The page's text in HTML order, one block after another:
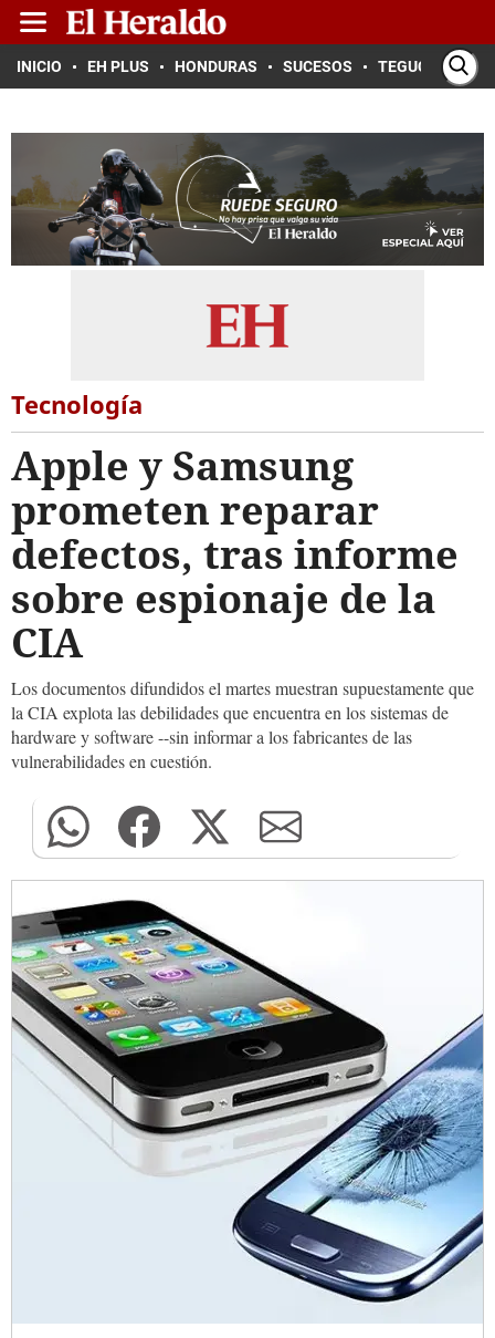
INICIO EH PLUS HONDURAS SUCESOS TEGUCIGALPA
Tecnología
Apple y Samsung
prometen reparar
defectos, tras informe
sobre espionaje de la
CIA
Los documentos difundidos el martes muestran supuestamente que
la CIA explota las debilidades que encuentra en los sistemas de
hardware y software --sin informar a los fabricantes de las
vulnerabilidades en cuestión.